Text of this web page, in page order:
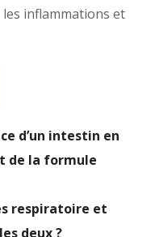
inflammations et
d’un intestin en
de la formule
respiratoire et
deux ?